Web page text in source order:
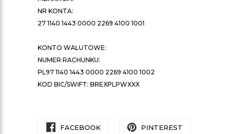
NR KONTA:
27 1140 1443 0000 2269 4100 1001
KONTO WALUTOWE:
NUMER RACHUNKU:
PL97 1140 1443 0000 2269 4100 1002
KOD BIC/SWIFT: BREXPLPWXXX
FACEBOOK PINTEREST